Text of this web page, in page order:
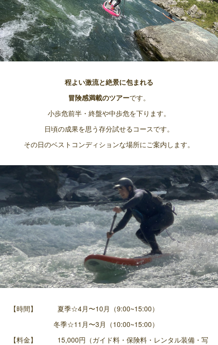
程よい激流と絶景に包まれる
冒険感満載のツアーです。
小歩危前半・終盤や中歩危を下ります。
日頃の成果を思う存分試せるコースです。
その日のベストコンディションな場所にご案内します。
【時間】 夏季☆4月〜10月（9:00~15:00）
冬季☆11月〜3月（10:00~15:00）
【料金】 15,000円（ガイド料・保険料・レンタル装備・写